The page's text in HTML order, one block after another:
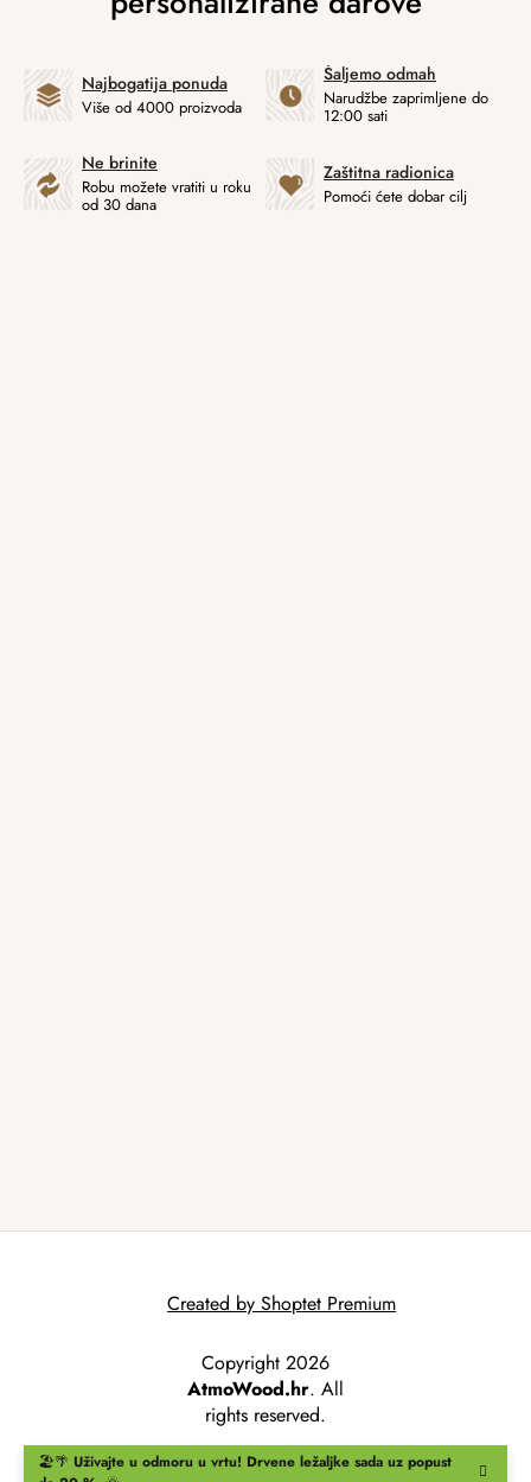
🏖️🌴 Uživajte u odmoru u vrtu! Drvene ležaljke sada uz popust
Najbogatija ponuda
Više od 4000 proizvoda
Šaljemo odmah
Narudžbe zaprimljene do
12:00 sati
Ne brinite
Robu možete vratiti u roku
od 30 dana
Zaštitna radionica
Pomoći ćete dobar cilj
Created by Shoptet Premium
Copyright 2026
AtmoWood.hr. All
rights reserved.